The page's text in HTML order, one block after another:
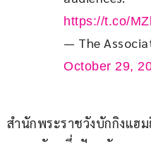
https://t.co/
— The
October 29,
สำนักพระราชวังบักกิงแฮ